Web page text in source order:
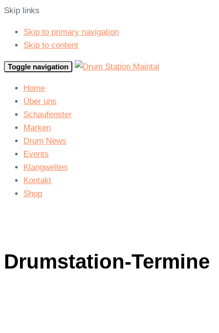
Skip links
Skip to primary navigation
Skip to content
Toggle navigation
Home
Über uns
Schaufenster
Marken
Drum News
Events
Klangwelten
Kontakt
Shop
Drumstation-Termine